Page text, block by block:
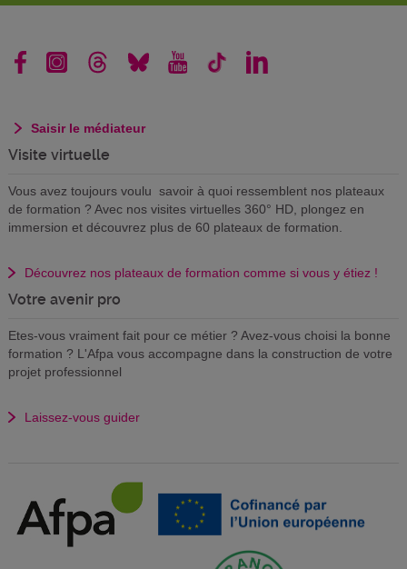
Saisir le médiateur
Visite virtuelle
Vous avez toujours voulu savoir à quoi ressemblent nos plateaux
de formation ? Avec nos visites virtuelles 360° HD, plongez en
immersion et découvrez plus de 60 plateaux de formation.
Découvrez nos plateaux de formation comme si vous y étiez !
Votre avenir pro
Etes-vous vraiment fait pour ce métier ? Avez-vous choisi la bonne
formation ? L'Afpa vous accompagne dans la construction de votre
projet professionnel
Laissez-vous guider